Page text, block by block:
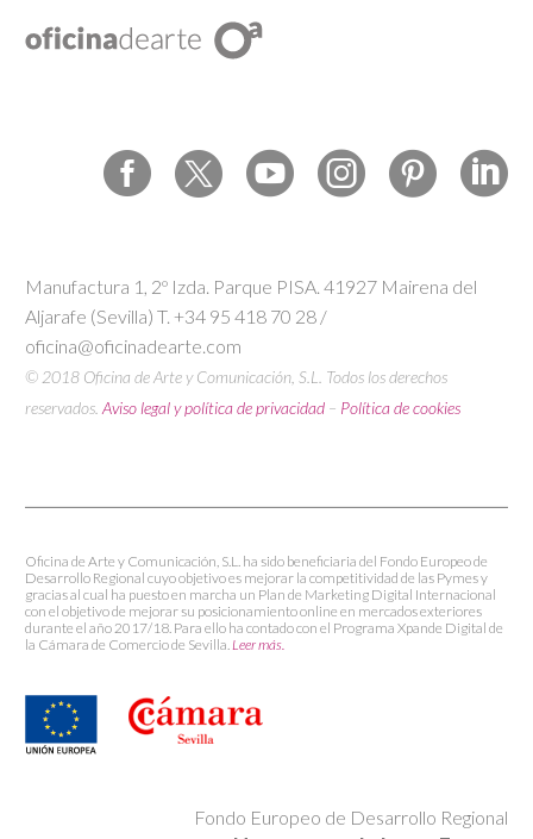
Manufactura 1, 2º Izda. Parque PISA. 41927 Mairena del
Aljarafe (Sevilla) T. +34 95 418 70 28 /
oficina@oficinadearte.com
© 2018 Oficina de Arte y Comunicación, S.L. Todos los derechos
reservados. Aviso legal y política de privacidad – Política de cookies
Oficina de Arte y Comunicación, S.L. ha sido beneficiaria del Fondo Europeo de
Desarrollo Regional cuyo objetivo es mejorar la competitividad de las Pymes y
gracias al cual ha puesto en marcha un Plan de Marketing Digital Internacional
con el objetivo de mejorar su posicionamiento online en mercados exteriores
durante el año 2017/18. Para ello ha contado con el Programa Xpande Digital de
la Cámara de Comercio de Sevilla. Leer más.
Fondo Europeo de Desarrollo Regional